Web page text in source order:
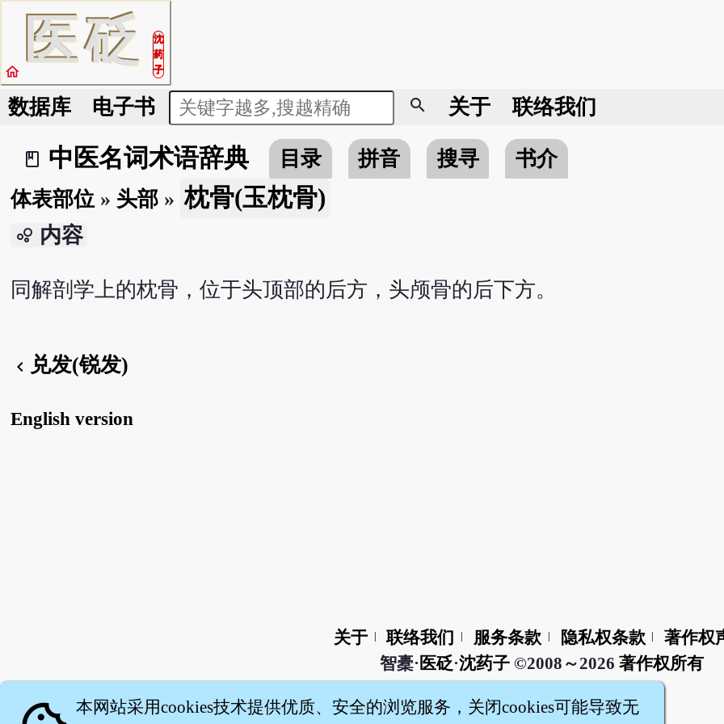
医砭
沈
药
子
home
数据库 电子书 search 关于 联络我们
book_2
中医名词术语辞典 目录 拼音 搜寻
书介
体表部位 » 头部» 枕骨(玉枕骨)
bubble_chart 内容
同解剖学上的枕骨，位于头顶部的后方，头颅骨的后下方。
chevron_left 兑发(锐发)
English version
关于 联络我们 服务条款 隐私权条款
著作权
智橐· 医砭·沈药子©2008～2026 著作权所有
本网站采用cookies技术提供优质、安全的浏览服务，关闭cookies可能导致无